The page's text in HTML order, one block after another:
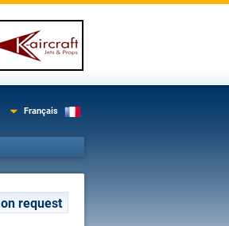
Français
on request